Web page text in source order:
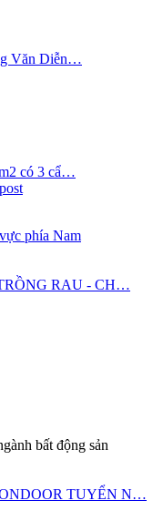
Văn Diễn…
có 3 cẩ…
phía Nam
RAU - CH…
bất động sản
TUYỂN N…